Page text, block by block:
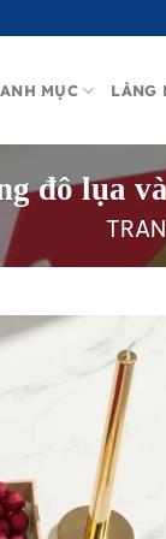
MỤC LÀNG
đô lụa